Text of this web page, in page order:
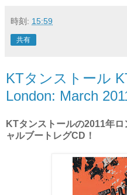
時刻: 15:59
共有
KTタンストール
London: March
KTタンストールの2011年
ャルブートレグCD！